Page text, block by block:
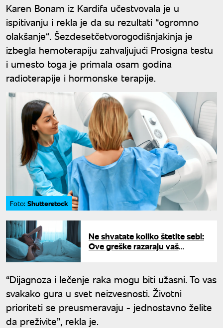
Karen Bonam iz Kardifa učestvovala je u
ispitivanju i rekla je da su rezultati “ogromno
olakšanje“. Šezdesetčetvorogodišnjakinja je
izbegla hemoterapiju zahvaljujući Prosigna testu
i umesto toga je primala osam godina
radioterapije i hormonske terapije.
Foto: Shutterstock
Ne shvatate koliko štetite sebi:
Ove greške razaraju vaš
“Dijagnoza i lečenje raka mogu biti užasni. To vas
svakako gura u svet neizvesnosti. Životni
prioriteti se preusmeravaju - jednostavno želite
da preživite”, rekla je.